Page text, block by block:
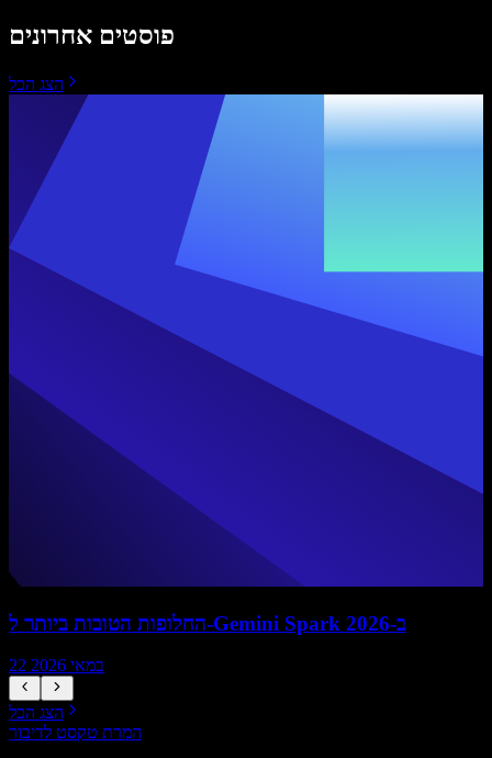
פוסטים אחרונים
הצג הכל
החלופות הטובות ביותר ל-Gemini Spark ב-2026
22 במאי 2026
הצג הכל
המרת טקסט לדיבור